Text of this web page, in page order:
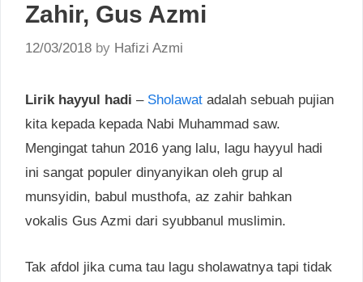
Zahir, Gus Azmi
12/03/2018 by Hafizi Azmi
Lirik hayyul hadi – Sholawat adalah sebuah pujian
kita kepada kepada Nabi Muhammad saw.
Mengingat tahun 2016 yang lalu, lagu hayyul hadi
ini sangat populer dinyanyikan oleh grup al
munsyidin, babul musthofa, az zahir bahkan
vokalis Gus Azmi dari syubbanul muslimin.
Tak afdol jika cuma tau lagu sholawatnya tapi tidak